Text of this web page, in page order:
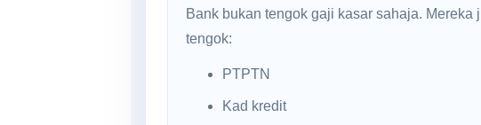
Bank bukan tengok gaji kasar sahaja. Mereka
tengok:
PTPTN
Kad kredit